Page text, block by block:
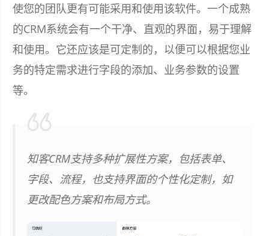
使您的团队更有可能采用和使用该软件。一个成熟
的CRM系统会有一个干净、直观的界面，易于理解
和使用。它还应该是可定制的，以便可以根据您业
务的特定需求进行字段的添加、业务参数的设置
等。
知客CRM支持多种扩展性方案，包括表单、
字段、流程，也支持界面的个性化定制，如
更改配色方案和布局方式。